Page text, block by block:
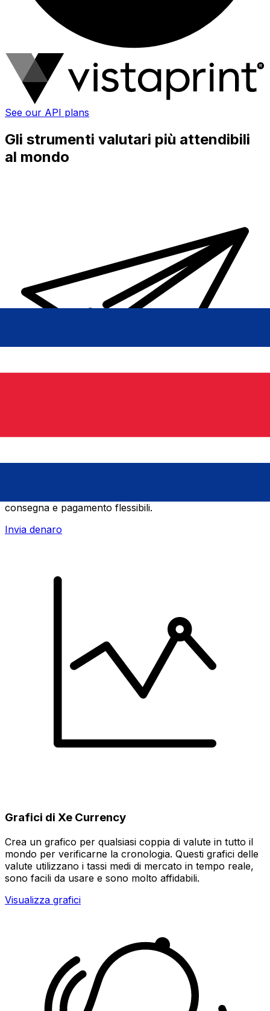
See our API plans
Gli strumenti valutari più attendibili
al mondo
consegna e pagamento flessibili.
Invia denaro
Grafici di Xe Currency
Crea un grafico per qualsiasi coppia di valute in tutto il
mondo per verificarne la cronologia. Questi grafici delle
valute utilizzano i tassi medi di mercato in tempo reale,
sono facili da usare e sono molto affidabili.
Visualizza grafici